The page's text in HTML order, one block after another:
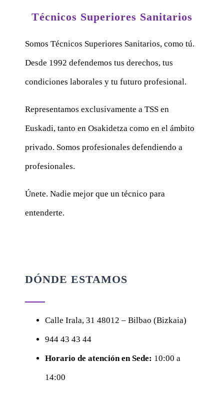
Técnicos Superiores Sanitarios
Somos Técnicos Superiores Sanitarios, como tú.
Desde 1992 defendemos tus derechos, tus
condiciones laborales y tu futuro profesional.
Representamos exclusivamente a TSS en
Euskadi, tanto en Osakidetza como en el ámbito
privado. Somos profesionales defendiendo a
profesionales.
Únete. Nadie mejor que un técnico para
entenderte.
DÓNDE ESTAMOS
Calle Irala, 31 48012 – Bilbao (Bizkaia)
944 43 43 44
Horario de atención en Sede: 10:00 a
14:00